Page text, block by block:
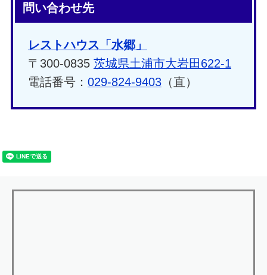
問い合わせ先
レストハウス「水郷」
〒300-0835 茨城県土浦市大岩田622-1
電話番号： 029-824-9403（直）